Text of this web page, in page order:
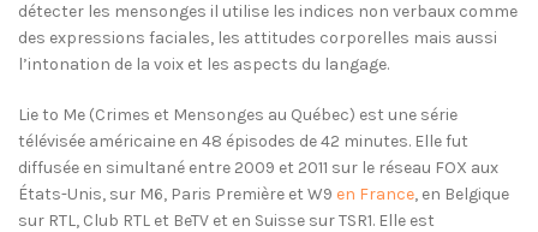
détecter les mensonges il utilise les indices non verbaux comme
des expressions faciales, les attitudes corporelles mais aussi
l’intonation de la voix et les aspects du langage.
Lie to Me (Crimes et Mensonges au Québec) est une série
télévisée américaine en 48 épisodes de 42 minutes. Elle fut
diffusée en simultané entre 2009 et 2011 sur le réseau FOX aux
États-Unis, sur M6, Paris Première et W9 en France, en Belgique
sur RTL, Club RTL et BeTV et en Suisse sur TSR1. Elle est